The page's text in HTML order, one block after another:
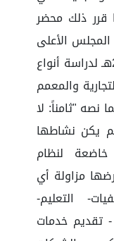
قرر ذلك محضر
الأعلى
للقضاء رقم 2826 بتاريخ 29/1/1439هـ لدراسة أنواع
والمعمم
12/2/1439هـ بما نصه "ثامناً: لا
يكن نشاطها
لنظام
مزاولة أي
التعليم-
- تقديم خدمات